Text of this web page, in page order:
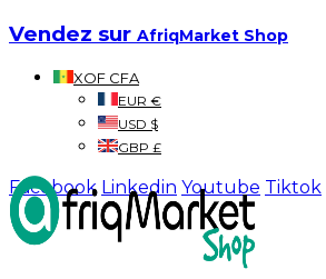
Vendez sur AfriqMarket Shop
XOF CFA
EUR €
USD $
GBP £
Facebook Linkedin Youtube Tiktok